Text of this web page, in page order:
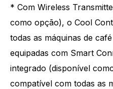
* Com Wireless
como opção), o Cool
todas as máquinas de
equipadas com Smart
integrado (disponível
compatível com todas as